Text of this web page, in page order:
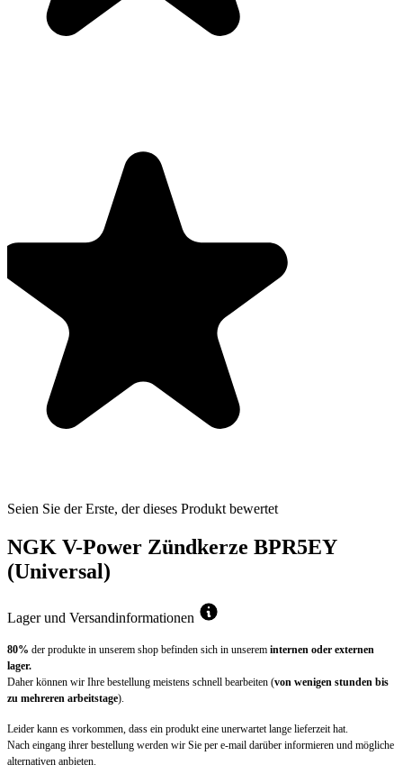
Seien Sie der Erste, der dieses Produkt bewertet
NGK V-Power Zündkerze BPR5EY
(Universal)
Lager und Versandinformationen
80% der produkte in unserem shop befinden sich in unserem internen oder externen
lager.
Daher können wir Ihre bestellung meistens schnell bearbeiten (von wenigen stunden bis
zu mehreren arbeitstage).
Leider kann es vorkommen, dass ein produkt eine unerwartet lange lieferzeit hat.
Nach eingang ihrer bestellung werden wir Sie per e-mail darüber informieren und mögliche
alternativen anbieten.